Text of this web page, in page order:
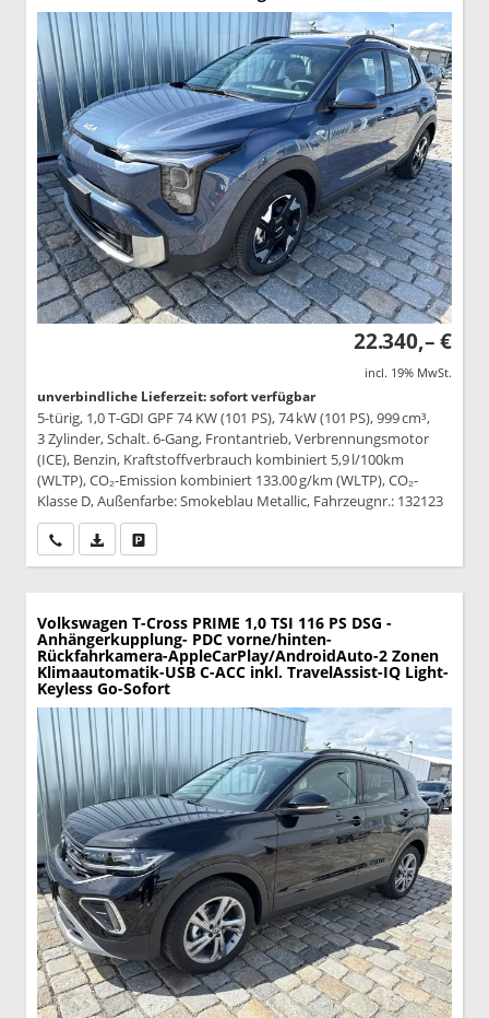
22.340,– €
incl. 19% MwSt.
unverbindliche Lieferzeit: sofort verfügbar
5-türig, 1,0 T-GDI GPF 74 KW (101 PS), 74 kW (101 PS), 999 cm³,
3 Zylinder, Schalt. 6-Gang, Frontantrieb, Verbrennungsmotor
(ICE), Benzin, Kraftstoffverbrauch kombiniert 5,9 l/100km
(WLTP), CO₂-Emission kombiniert 133.00 g/km (WLTP), CO₂-
Klasse D, Außenfarbe: Smokeblau Metallic, Fahrzeugnr.: 132123
Wir rufen Sie anPDF-Datei, Fahrzeugexposé drucken
Volkswagen T-Cross PRIME 1,0 TSI 116 PS DSG -
Anhängerkupplung- PDC vorne/hinten-
Rückfahrkamera-AppleCarPlay/AndroidAuto-2 Zonen
Klimaautomatik-USB C-ACC inkl. TravelAssist-IQ Light-
Keyless Go-Sofort